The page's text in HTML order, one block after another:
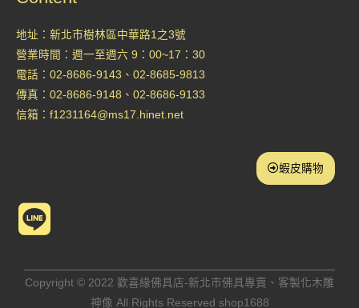
地址：新北市樹林區中華路1之3號
營業時間：週一至週六 9：00~17：30
電話：02-8686-9143、02-8685-9813
傳真：02-8686-9148、02-8686-9133
信箱： f1231164@ms17.hinet.net
蝦皮購物
L
n
Copyright © 2022 歡喜緣佛具店-新北市佛具專賣、客製化木雕
神像 All Rights Reserved shop1688